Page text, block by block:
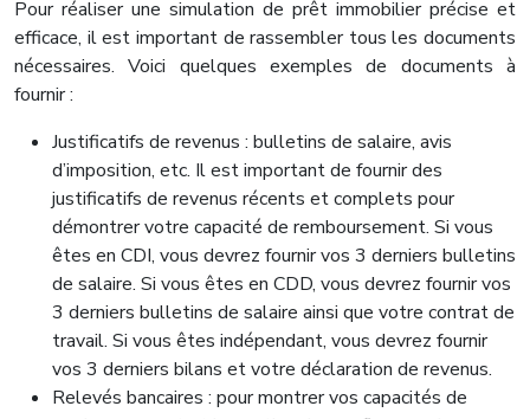
Pour réaliser une simulation de prêt immobilier précise et
efficace, il est important de rassembler tous les documents
nécessaires. Voici quelques exemples de documents à
fournir :
Justificatifs de revenus : bulletins de salaire, avis
d’imposition, etc. Il est important de fournir des
justificatifs de revenus récents et complets pour
démontrer votre capacité de remboursement. Si vous
êtes en CDI, vous devrez fournir vos 3 derniers bulletins
de salaire. Si vous êtes en CDD, vous devrez fournir vos
3 derniers bulletins de salaire ainsi que votre contrat de
travail. Si vous êtes indépendant, vous devrez fournir
vos 3 derniers bilans et votre déclaration de revenus.
Relevés bancaires : pour montrer vos capacités de